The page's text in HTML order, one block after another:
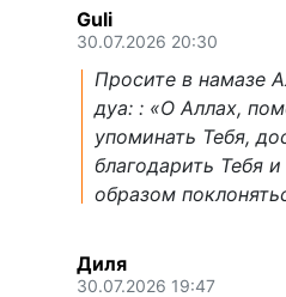
Guli
30.07.2026 20:30
Просите в намазе
дуа: : «О Аллах,
упоминать Тебя,
благодарить Тебя
образом
Диля
30.07.2026 19:47